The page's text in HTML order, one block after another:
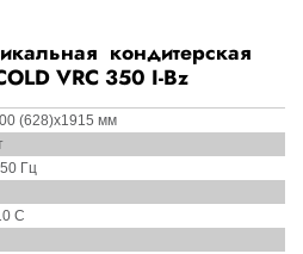
кондитерская
VRC 350 I-Bz
(628)х1915 мм
Гц
С